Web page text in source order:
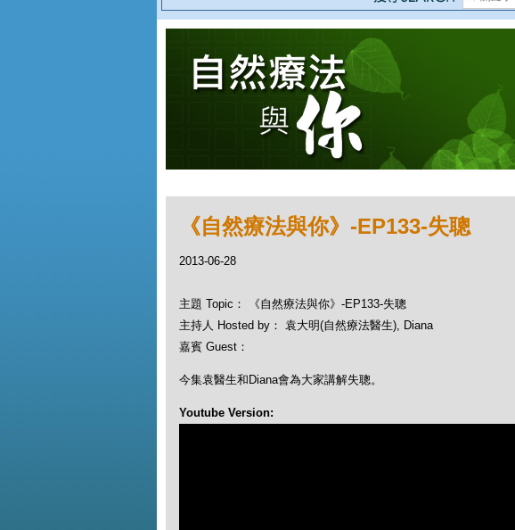
《自然療法與你》-EP133-失聰
2013-06-28
主題 Topic： 《自然療法與你》-EP133-失聰
主持人 Hosted by： 袁大明(自然療法醫生), Diana
嘉賓 Guest：
今集袁醫生和Diana會為大家講解失聰。
Youtube Version: